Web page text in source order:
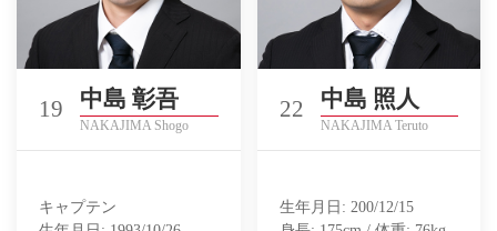
19 中島 彰吾
NAKAJIMA Shogo
キャプテン
22 中島 照人
NAKAJIMA Teruto
生年月日: 200/12/15